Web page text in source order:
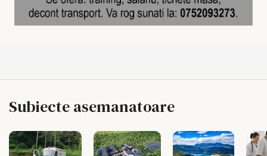
Subiecte asemanatoare